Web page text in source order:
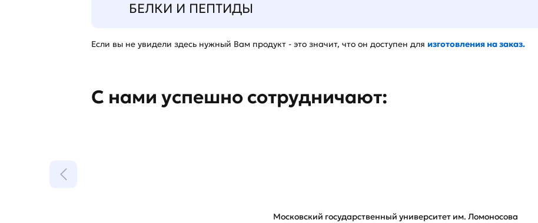
БЕЛКИ И ПЕПТИДЫ
Если вы не увидели здесь нужный Вам продукт - это значит, что он доступен для изготовления на заказ.
С нами успешно сотрудничают:
Московский государственный университет им. Ломоносова